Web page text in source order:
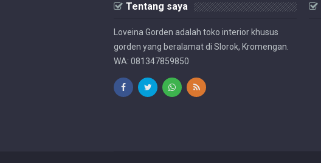
Tentang saya
Loveina Gorden adalah toko interior khusus
gorden yang beralamat di Slorok, Kromengan.
WA: 081347859850